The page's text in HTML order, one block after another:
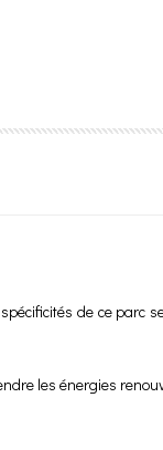
de ce parc
les énergies